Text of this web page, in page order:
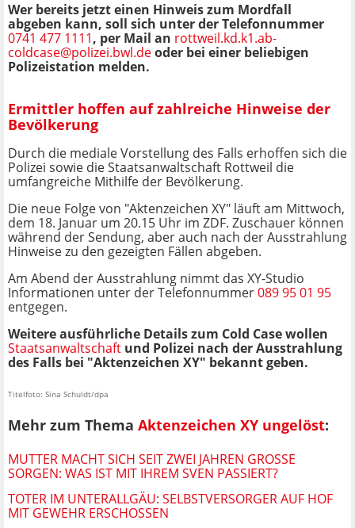
Wer bereits jetzt einen Hinweis zum Mordfall
abgeben kann, soll sich unter der Telefonnummer
0741 477 1111, per Mail an rottweil.kd.k1.ab-
coldcase@polizei.bwl.deoder bei einer beliebigen
Polizeistation melden.
Ermittler hoffen auf zahlreiche Hinweise der
Bevölkerung
Durch die mediale Vorstellung des Falls erhoffen sich die
Polizei sowie die Staatsanwaltschaft Rottweil die
umfangreiche Mithilfe der Bevölkerung.
Die neue Folge von "Aktenzeichen XY" läuft am Mittwoch,
dem 18. Januar um 20.15 Uhr im ZDF. Zuschauer können
während der Sendung, aber auch nach der Ausstrahlung
Hinweise zu den gezeigten Fällen abgeben.
Am Abend der Ausstrahlung nimmt das XY-Studio
Informationen unter der Telefonnummer089 95 01 95
entgegen.
Weitere ausführliche Details zum Cold Case wollen
Staatsanwaltschaft und Polizei nach der Ausstrahlung
des Falls bei "Aktenzeichen XY" bekannt geben.
Titelfoto: Sina Schuldt/dpa
Mehr zum Thema Aktenzeichen XY ungelöst:
MUTTER MACHT SICH SEIT ZWEI JAHREN GROSSE S
ORGEN: WAS IST MIT IHREM SVEN PASSIERT?
TOTER IM UNTERALLGÄU: SELBSTVERSORGER AUF HOF
MIT GEWEHR ERSCHOSSEN